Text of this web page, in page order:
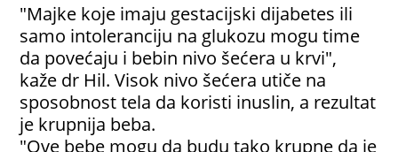
"Majke koje imaju gestacijski dijabetes ili
samo intoleranciju na glukozu mogu time
da povećaju i bebin nivo šećera u krvi",
kaže dr Hil. Visok nivo šećera utiče na
sposobnost tela da koristi inuslin, a rezultat
je krupnija beba.
"Ove bebe mogu da budu tako krupne da je